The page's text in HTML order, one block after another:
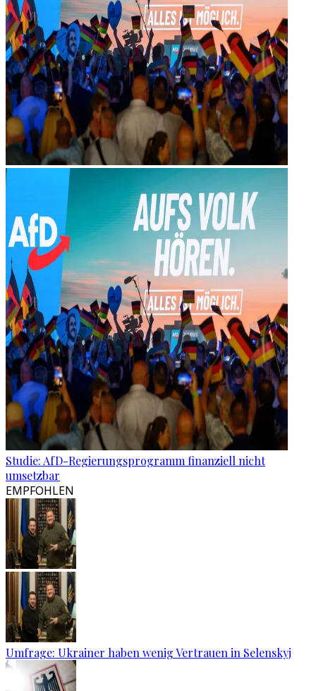
Studie: AfD-Regierungsprogramm finanziell nicht
umsetzbar
EMPFOHLEN
Umfrage: Ukrainer haben wenig Vertrauen in Selenskyj